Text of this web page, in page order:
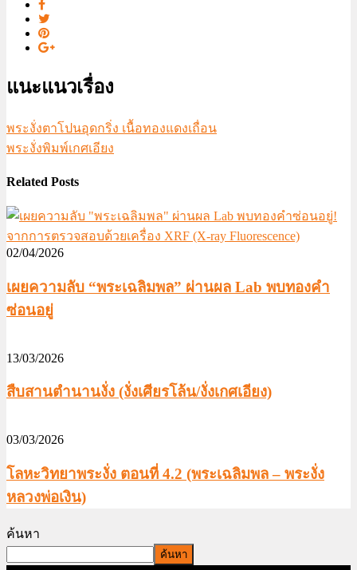
แนะแนวเรื่อง
พระงั่งตาโปนอุดกริ่ง เนื้อทองแดงเถื่อน
พระงั่งพิมพ์เกศเอียง
Related Posts
02/04/2026
เผยความลับ “พระเฉลิมพล” ผ่านผล Lab พบทองคำ
ซ่อนอยู่
13/03/2026
สืบสานตำนานงั่ง (งั่งเศียรโล้น/งั่งเกศเอียง)
03/03/2026
โลหะวิทยาพระงั่ง ตอนที่ 4.2 (พระเฉลิมพล – พระงั่ง
หลวงพ่อเงิน)
ค้นหา
ค้นหา